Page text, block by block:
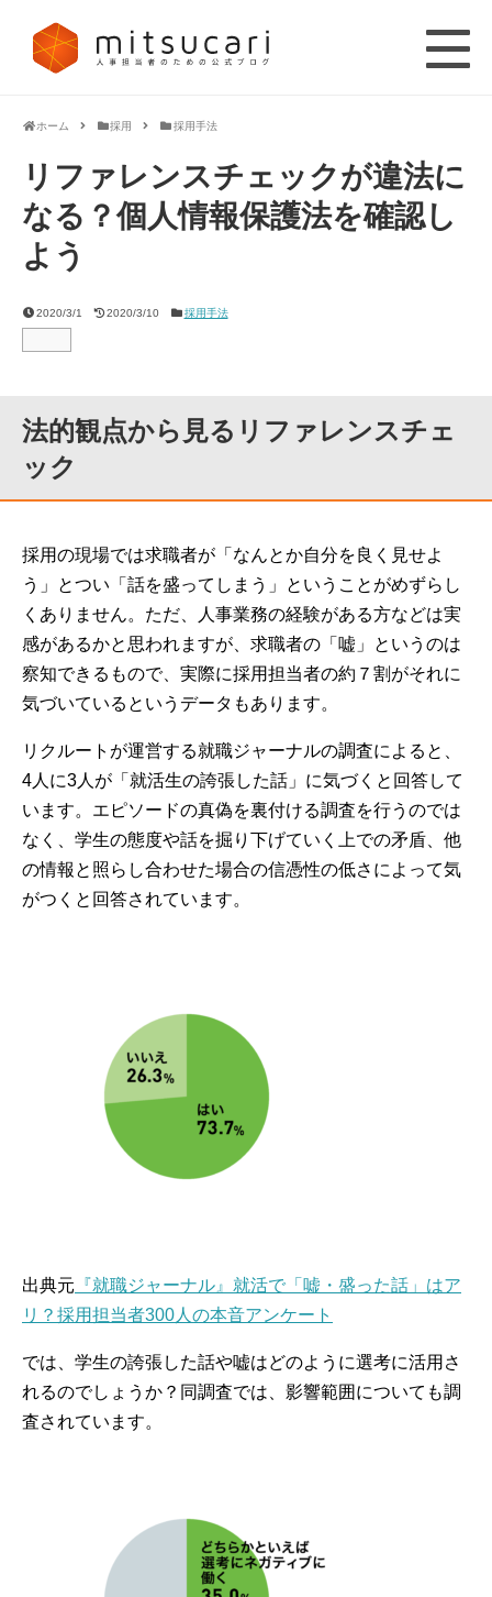
ホーム 採用 採用手法
リファレンスチェックが違法に
なる？個人情報保護法を確認し
よう
2020/3/1 2020/3/10 採用手法
法的観点から見るリファレンスチェ
ック
採用の現場では求職者が「なんとか自分を良く見せよ
う」とつい「話を盛ってしまう」ということがめずらし
くありません。ただ、人事業務の経験がある方などは実
感があるかと思われますが、求職者の「嘘」というのは
察知できるもので、実際に採用担当者の約７割がそれに
気づいているというデータもあります。
リクルートが運営する就職ジャーナルの調査によると、
4人に3人が「就活生の誇張した話」に気づくと回答して
います。エピソードの真偽を裏付ける調査を行うのでは
なく、学生の態度や話を掘り下げていく上での矛盾、他
の情報と照らし合わせた場合の信憑性の低さによって気
がつくと回答されています。
出典元 『就職ジャーナル』就活で「嘘・盛った話」はア
リ？採用担当者300人の本音アンケート
では、学生の誇張した話や嘘はどのように選考に活用さ
れるのでしょうか？同調査では、影響範囲についても調
査されています。